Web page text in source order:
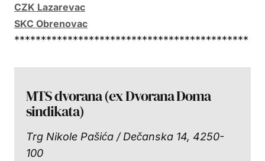
CZK Lazarevac
SKC Obrenovac
********************************************
MTS dvorana (ex Dvorana Doma
sindikata)
Trg Nikole Pašića / Dečanska 14, 4250-
100